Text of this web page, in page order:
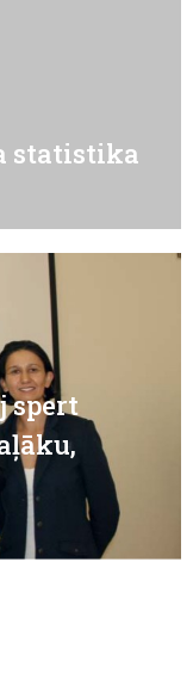
statistika
spert